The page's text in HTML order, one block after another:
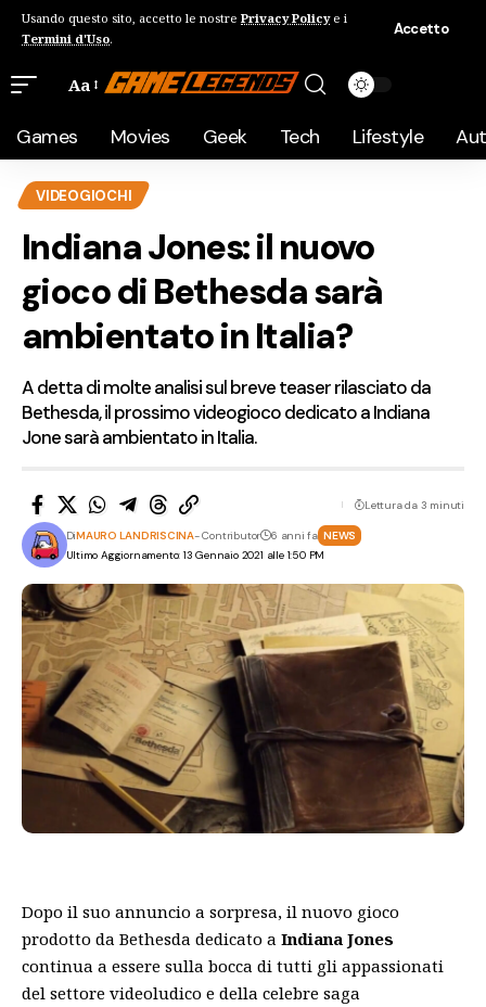
Usando questo sito, accetto le nostre Privacy Policye i
Termini d'Uso.
Accetto
Aa
Games Movies Geek Tech Lifestyle
VIDEOGIOCHI
Indiana Jones: il nuovo
gioco di Bethesda sarà
ambientato in Italia?
A detta di molte analisi sul breve teaser rilasciato da
Bethesda, il prossimo videogioco dedicato a Indiana
Jone sarà ambientato in Italia.
Ultimo Aggiornamento: 13 Gennaio 2021 alle 1:50 PM
DiMAURO LANDRISCINA- Contributor 6 anni fa NEWS
Lettura da 3 minuti
Dopo il suo annuncio a sorpresa, il nuovo gioco
prodotto da Bethesda dedicato a Indiana Jones
continua a essere sulla bocca di tutti gli appassionati
del settore videoludico e della celebre saga